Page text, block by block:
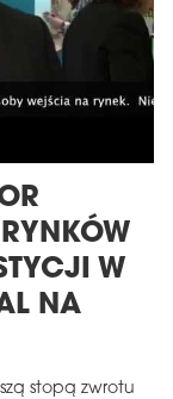
W
NA
stopą zwrotu